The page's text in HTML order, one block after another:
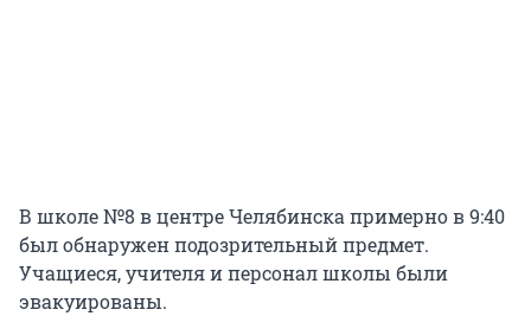
В школе №8 в центре Челябинска примерно в 9:40
был обнаружен подозрительный предмет.
Учащиеся, учителя и персонал школы были
эвакуированы.